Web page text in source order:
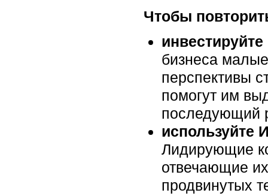
Чтобы
бизнеса
перспективы
помогут им
последующий
используйте
Лидирующие
отвечающие
продвинутых